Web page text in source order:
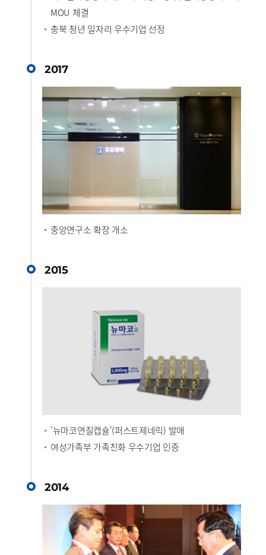
MOU 체결
충북 청년 일자리 우수기업 선정
2017
중앙연구소 확장 개소
2015
'뉴마코연질캡슐'(퍼스트제네릭) 발매
여성가족부 가족친화 우수기업 인증
2014